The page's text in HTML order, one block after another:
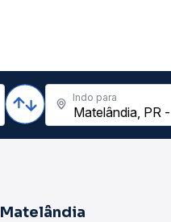
Indo para
Matelândia